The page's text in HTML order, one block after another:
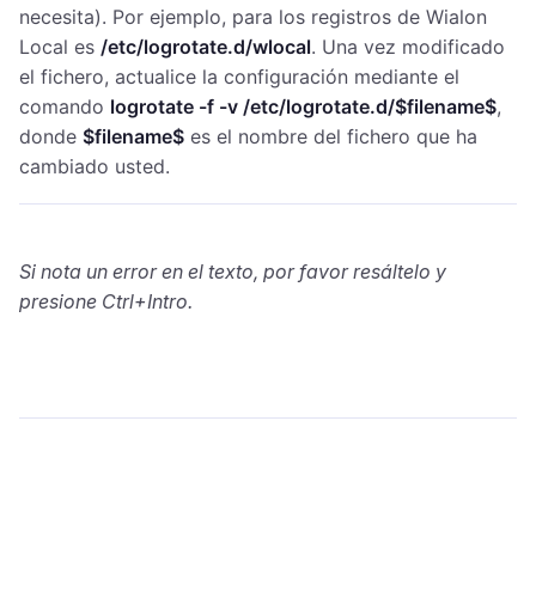
necesita). Por ejemplo, para los registros de Wialon
Local es /​etc/​logrotate.d/​wlocal. Una vez modificado
el fichero, actualice la configuración mediante el
comando logrotate -f -v /​etc/​logrotate.d/​$filename$,​
donde $filename$ es el nombre del fichero que ha
cambiado usted.
Si nota un error en el texto, por favor resáltelo y
presione Ctrl+Intro.